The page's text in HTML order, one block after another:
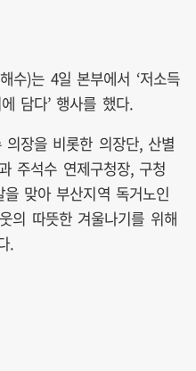
수)는 4일 본부에서 ‘저소득
담다’ 행사를 했다.
장을 비롯한 의장단, 산별
주석수 연제구청장, 구청
맞아 부산지역 독거노인
의 따뜻한 겨울나기를 위해
.